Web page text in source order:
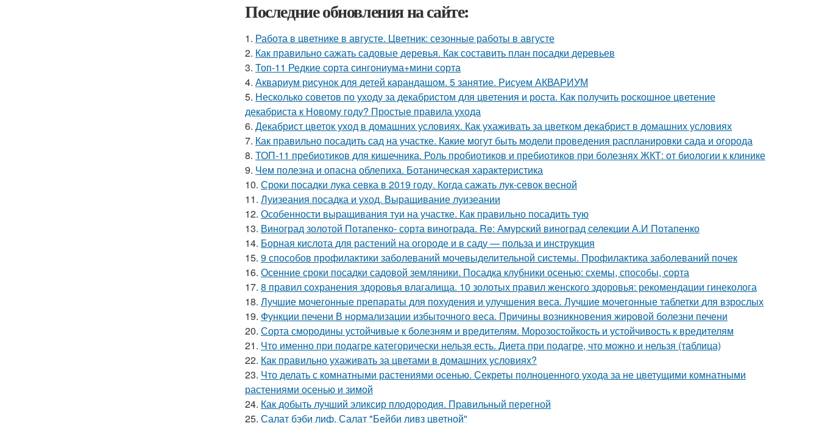
Последние обновления на сайте:
1. Работа в цветнике в августе. Цветник: сезонные работы в августе
2. Как правильно сажать садовые деревья. Как составить план посадки деревьев
3. Топ-11 Редкие сорта сингониума+мини сорта
4. Аквариум рисунок для детей карандашом. 5 занятие. Рисуем АКВАРИУМ
5. Несколько советов по уходу за декабристом для цветения и роста. Как получить роскошное цветение
декабриста к Новому году? Простые правила ухода
6. Декабрист цветок уход в домашних условиях. Как ухаживать за цветком декабрист в домашних условиях
7. Как правильно посадить сад на участке. Какие могут быть модели проведения распланировки сада и огорода
8. ТОП-11 пребиотиков для кишечника. Роль пробиотиков и пребиотиков при болезнях ЖКТ: от биологии к клинике
9. Чем полезна и опасна облепиха. Ботаническая характеристика
10. Сроки посадки лука севка в 2019 году. Когда сажать лук-севок весной
11. Луизеания посадка и уход. Выращивание луизеании
12. Особенности выращивания туи на участке. Как правильно посадить тую
13. Виноград золотой Потапенко- сорта винограда. Re: Амурский виноград селекции А.И Потапенко
14. Борная кислота для растений на огороде и в саду — польза и инструкция
15. 9 способов профилактики заболеваний мочевыделительной системы. Профилактика заболеваний почек
16. Осенние сроки посадки садовой земляники. Посадка клубники осенью: схемы, способы, сорта
17. 8 правил сохранения здоровья влагалища. 10 золотых правил женского здоровья: рекомендации гинеколога
18. Лучшие мочегонные препараты для похудения и улучшения веса. Лучшие мочегонные таблетки для взрослых
19. Функции печени В нормализации избыточного веса. Причины возникновения жировой болезни печени
20. Сорта смородины устойчивые к болезням и вредителям. Морозостойкость и устойчивость к вредителям
21. Что именно при подагре категорически нельзя есть. Диета при подагре, что можно и нельзя (таблица)
22. Как правильно ухаживать за цветами в домашних условиях?
23. Что делать с комнатными растениями осенью. Секреты полноценного ухода за не цветущими комнатными
растениями осенью и зимой
24. Как добыть лучший эликсир плодородия. Правильный перегной
25. Салат бэби лиф. Салат "Бейби ливз цветной"